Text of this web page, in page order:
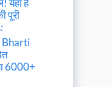
यहां है
पूरी
Bharti
6000+